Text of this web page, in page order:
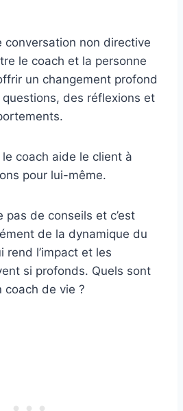
conversation non directive
le coach et la personne
un changement profond
des réflexions et
le coach aide le client à
pour lui-même.
pas de conseils et c’est
de la dynamique du
rend l’impact et les
si profonds. Quels sont
coach de vie ?